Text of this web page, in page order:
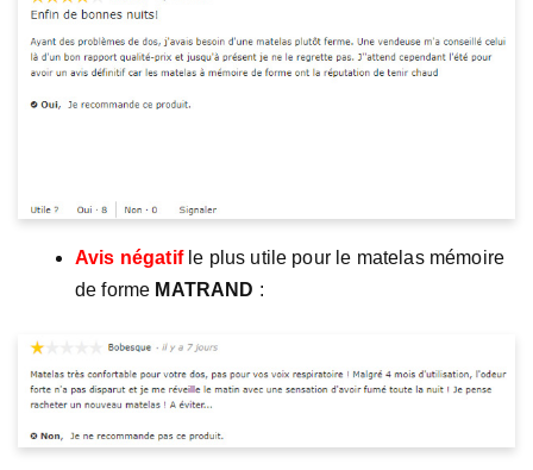
Avis négatifle plus utile pour le matelas mémoire
de forme MATRAND :